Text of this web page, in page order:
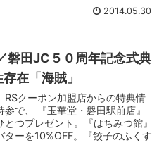
2014.05.30
磐田JC５０周年記念式典
在「海賊」
クーポン加盟店からの特典情
で、 『玉華堂・磐田駅前店』
つプレゼント。『はちみつ館』
ーを10%OFF。『餃子のふくす